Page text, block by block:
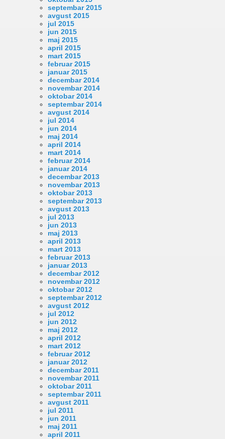
septembar 2015
avgust 2015
jul 2015
jun 2015
maj 2015
april 2015
mart 2015
februar 2015
januar 2015
decembar 2014
novembar 2014
oktobar 2014
septembar 2014
avgust 2014
jul 2014
jun 2014
maj 2014
april 2014
mart 2014
februar 2014
januar 2014
decembar 2013
novembar 2013
oktobar 2013
septembar 2013
avgust 2013
jul 2013
jun 2013
maj 2013
april 2013
mart 2013
februar 2013
januar 2013
decembar 2012
novembar 2012
oktobar 2012
septembar 2012
avgust 2012
jul 2012
jun 2012
maj 2012
april 2012
mart 2012
februar 2012
januar 2012
decembar 2011
novembar 2011
oktobar 2011
septembar 2011
avgust 2011
jul 2011
jun 2011
maj 2011
april 2011